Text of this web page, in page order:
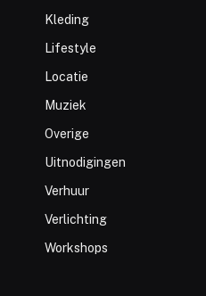
Kleding
Lifestyle
Locatie
Muziek
Overige
Uitnodigingen
Verhuur
Verlichting
Workshops